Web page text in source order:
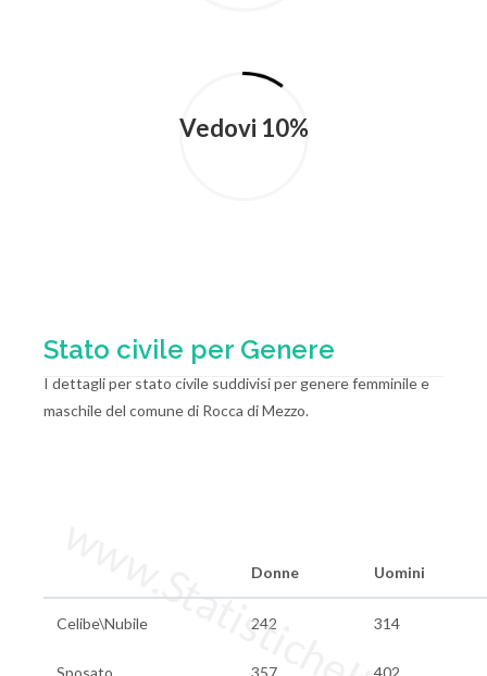
Vedovi 10%
Stato civile per Genere
I dettagli per stato civile suddivisi per genere femminile e
maschile del comune di Rocca di Mezzo.
Donne Uomini
Celibe\Nubile 242 314
Sposato 357 402